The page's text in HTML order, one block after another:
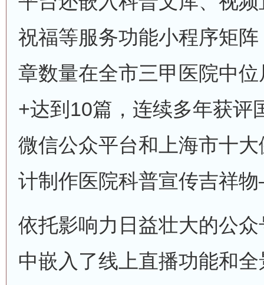
祝福等服务功能小程序矩
章数量在全市三甲医院中
+达到10篇，连续多年获评
微信公众平台和上海市十
计制作医院科普宣传吉祥
依托影响力日益壮大的公
中嵌入了线上直播功能和